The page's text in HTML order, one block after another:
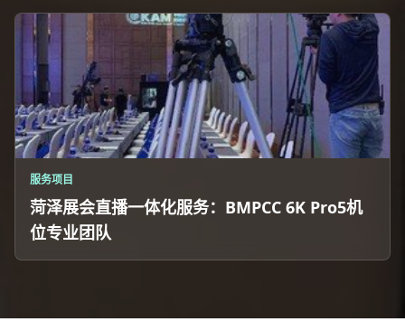
服务项目
菏泽展会直播一体化服务：BMPCC 6K Pro5机
位专业团队